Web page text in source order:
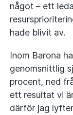
något – ett
hade blivit av.
Inom Barona
genomsnittlig
procent, ned
ett resultat vi
därför jag